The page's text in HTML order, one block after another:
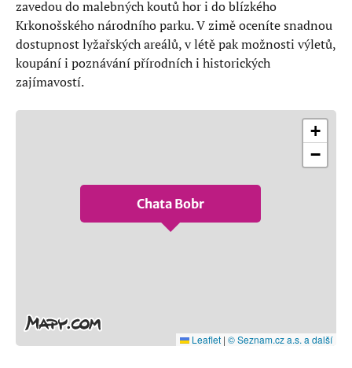
zavedou do malebných koutů hor i do blízkého
Krkonošského národního parku. V zimě oceníte snadnou
dostupnost lyžařských areálů, v létě pak možnosti výletů,
koupání i poznávání přírodních i historických
zajímavostí.
Chata Bobr
+
−
Leaflet | © Seznam.cz a.s. a další